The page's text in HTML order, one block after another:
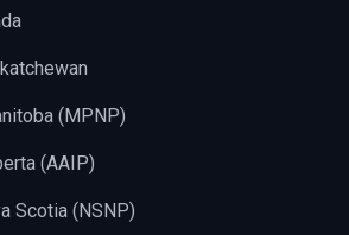
(MPNP)
(AAIP)
Scotia (NSNP)